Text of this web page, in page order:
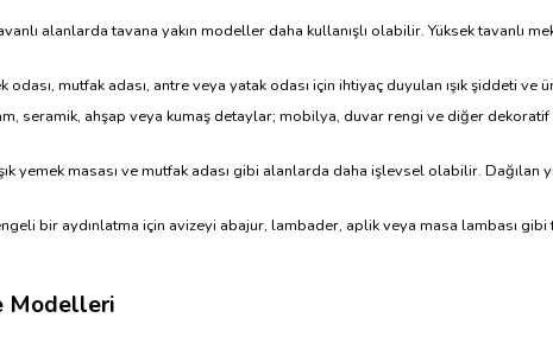
alanlarda tavana yakın modeller daha kullanışlı olabilir. Yüksek tavanlı
odası, mutfak adası, antre veya yatak odası için ihtiyaç duyulan ışık şiddeti ve
seramik, ahşap veya kumaş detaylar; mobilya, duvar rengi ve diğer
yemek masası ve mutfak adası gibi alanlarda daha işlevsel olabilir. Dağılan
bir aydınlatma için avizeyi abajur, lambader, aplik veya masa lambası gibi
Modelleri